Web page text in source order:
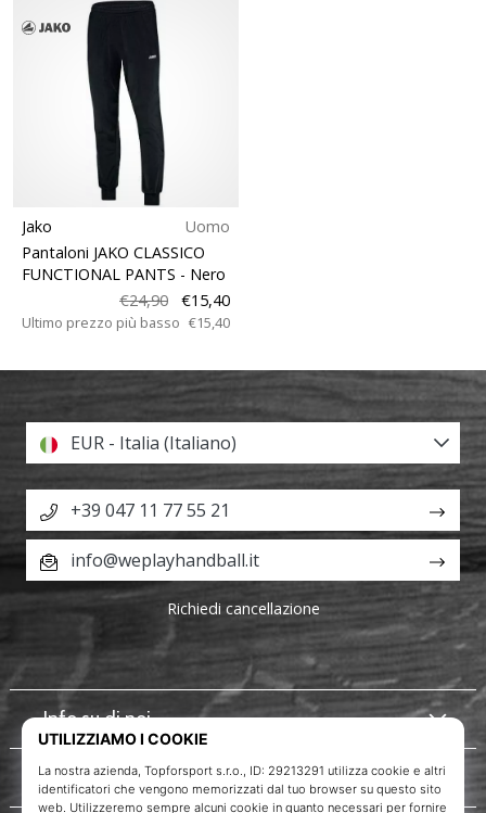
Jako
Uomo
Pantaloni JAKO CLASSICO
FUNCTIONAL PANTS - Nero
€24,90
€15,40
Ultimo prezzo più basso €15,40
Info su di noi
Servizio clienti
EUR - Italia (Italiano)
+39 047 11 77 55 21
info@weplayhandball.it
Richiedi cancellazione